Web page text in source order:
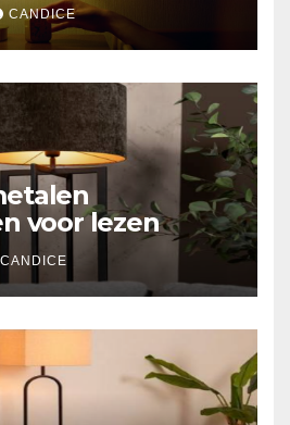
CANDICE
voor lezen
CANDICE